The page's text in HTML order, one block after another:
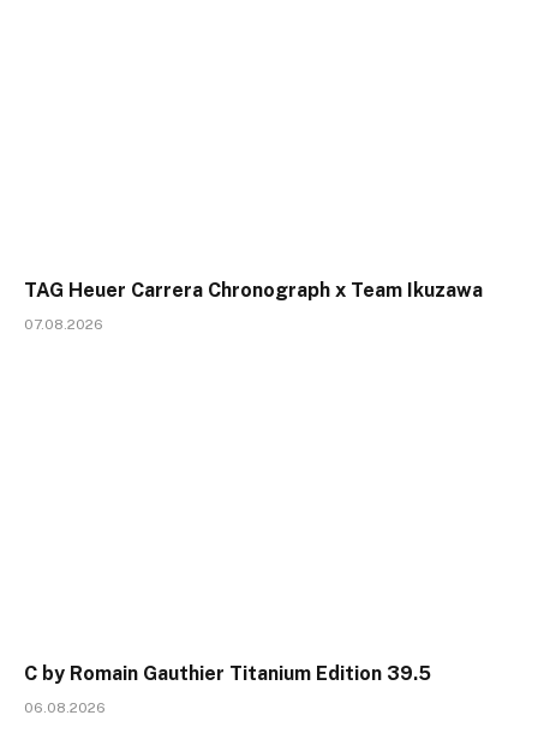
TAG Heuer Carrera Chronograph x Team Ikuzawa
07.08.2026
C by Romain Gauthier Titanium Edition 39.5
06.08.2026